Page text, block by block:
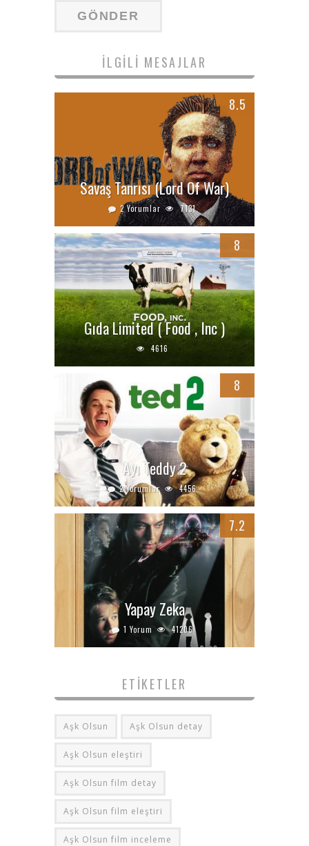
İLGILI MESAJLAR
8.5
Savaş Tanrısı (Lord Of War)
2 Yorumlar 7131
8
Gıda Limited ( Food , Inc )
4616
8
Ayı Teddy 2
2 Yorumlar 4456
7.2
Yapay Zeka
1 Yorum 41206
ETIKETLER
Aşk Olsun Aşk Olsun detay
Aşk Olsun eleştiri
Aşk Olsun film detay
Aşk Olsun film eleştiri
Aşk Olsun film inceleme